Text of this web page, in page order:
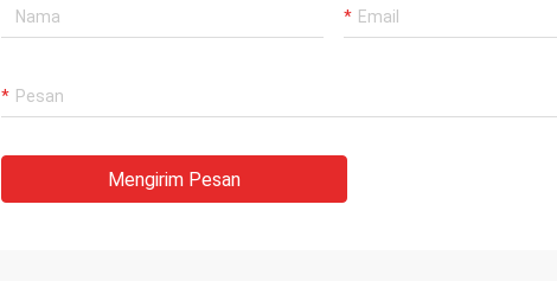
Mengirim Pesan